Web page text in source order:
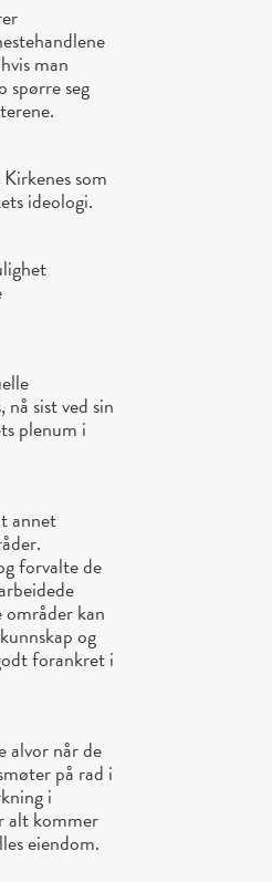
man
spørre seg
som
ideologi.
sist ved sin
plenum i
annet
forvalte de
områder kan
og
forankret i
alvor når de
på rad i
i
alt kommer
eiendom.